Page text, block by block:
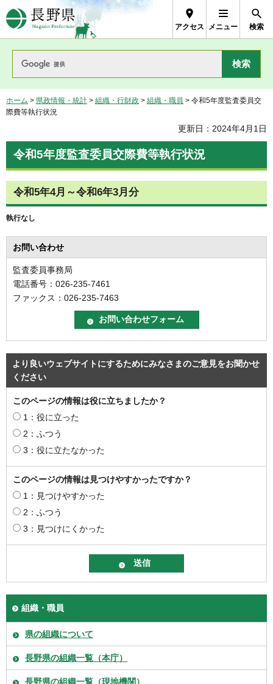
長野県Nagano Prefecture
アクセス メニュー 検索
ホーム > 県政情報・統計 > 組織・行財政 > 組織・職員 > 令和5年度監査委員交
際費等執行状況
更新日：2024年4月1日
令和5年度監査委員交際費等執行状況
令和5年4月～令和6年3月分
執行なし
お問い合わせ
監査委員事務局
電話番号：026-235-7461
ファックス：026-235-7463
より良いウェブサイトにするためにみなさまのご意見をお聞かせ
ください
このページの情報は役に立ちましたか？
1：役に立った
2：ふつう
3：役に立たなかった
このページの情報は見つけやすかったですか？
1：見つけやすかった
2：ふつう
3：見つけにくかった
組織・職員
県の組織について
長野県の組織一覧（本庁）
長野県の組織一覧（現地機関）